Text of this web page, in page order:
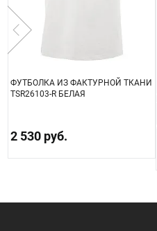
ФУТБОЛКА ИЗ ФАКТУРНОЙ ТКАНИ
TSR26103-R БЕЛАЯ
2 530 руб.